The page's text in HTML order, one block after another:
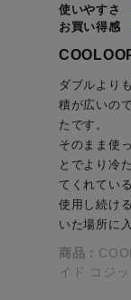
使いやすさ
お買い得感
ダブルより
積が広いの
たです。
そのまま使
とでより冷
てくれてい
使用し続け
いた場所に
商品：
イド コジッ